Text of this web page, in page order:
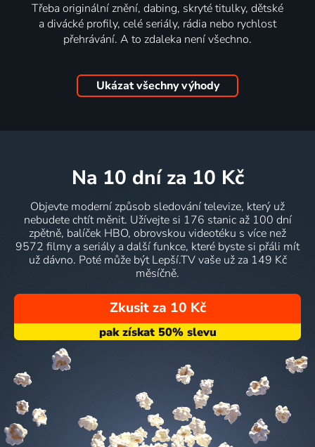
Třeba originální znění, dabing, skryté titulky, dětské
a divácké profily, celé seriály, rádia nebo rychlost
přehrávání. A to zdaleka není všechno.
Ukázat všechny výhody
na 10 dní za 10 Kč
Objevte moderní způsob sledování televize, který už
nebudete chtít měnit. Užívejte si 176 stanic až 100 dní
zpětně, balíček HBO, obrovskou videotéku s více než
9572 filmy a seriály a další funkce, které byste si přáli mít
už dávno. Poté může být Lepší.TV vaše už za 149 Kč
měsíčně.
Zkusit za 10 Kč